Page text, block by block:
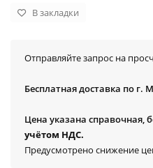
В закладки
Отправляйте запрос на
Бесплатная доставка по г.
Цена указана справочная,
учётом НДС.
Предусмотрено снижение